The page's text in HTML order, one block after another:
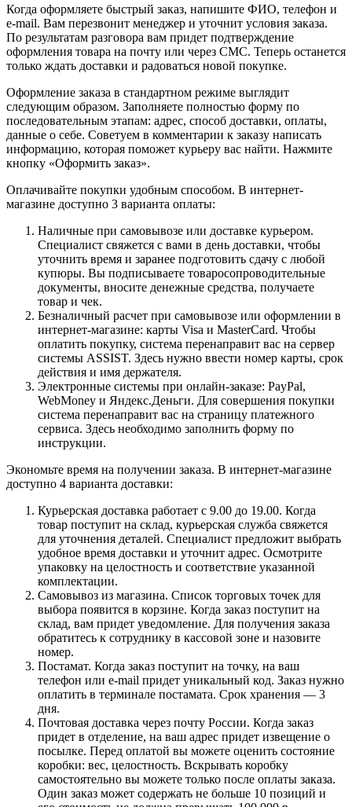
Когда оформляете быстрый заказ, напишите ФИО, телефон и
e-mail. Вам перезвонит менеджер и уточнит условия заказа.
По результатам разговора вам придет подтверждение
оформления товара на почту или через СМС. Теперь останется
только ждать доставки и радоваться новой покупке.
Оформление заказа в стандартном режиме выглядит
следующим образом. Заполняете полностью форму по
последовательным этапам: адрес, способ доставки, оплаты,
данные о себе. Советуем в комментарии к заказу написать
информацию, которая поможет курьеру вас найти. Нажмите
кнопку «Оформить заказ».
Оплачивайте покупки удобным способом. В интернет-
магазине доступно 3 варианта оплаты:
Наличные при самовывозе или доставке курьером.
Специалист свяжется с вами в день доставки, чтобы
уточнить время и заранее подготовить сдачу с любой
купюры. Вы подписываете товаросопроводительные
документы, вносите денежные средства, получаете
товар и чек.
Безналичный расчет при самовывозе или оформлении в
интернет-магазине: карты Visa и MasterCard. Чтобы
оплатить покупку, система перенаправит вас на сервер
системы ASSIST. Здесь нужно ввести номер карты, срок
действия и имя держателя.
Электронные системы при онлайн-заказе: PayPal,
WebMoney и Яндекс.Деньги. Для совершения покупки
система перенаправит вас на страницу платежного
сервиса. Здесь необходимо заполнить форму по
инструкции.
Экономьте время на получении заказа. В интернет-магазине
доступно 4 варианта доставки:
Курьерская доставка работает с 9.00 до 19.00. Когда
товар поступит на склад, курьерская служба свяжется
для уточнения деталей. Специалист предложит выбрать
удобное время доставки и уточнит адрес. Осмотрите
упаковку на целостность и соответствие указанной
комплектации.
Самовывоз из магазина. Список торговых точек для
выбора появится в корзине. Когда заказ поступит на
склад, вам придет уведомление. Для получения заказа
обратитесь к сотруднику в кассовой зоне и назовите
номер.
Постамат. Когда заказ поступит на точку, на ваш
телефон или e-mail придет уникальный код. Заказ нужно
оплатить в терминале постамата. Срок хранения — 3
дня.
Почтовая доставка через почту России. Когда заказ
придет в отделение, на ваш адрес придет извещение о
посылке. Перед оплатой вы можете оценить состояние
коробки: вес, целостность. Вскрывать коробку
самостоятельно вы можете только после оплаты заказа.
Один заказ может содержать не больше 10 позиций и